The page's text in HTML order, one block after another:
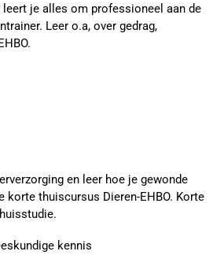
je alles om professioneel aan de
Leer o.a, over gedrag,
en leer hoe je gewonde
korte thuiscursus Dieren-EHBO. Korte
kennis